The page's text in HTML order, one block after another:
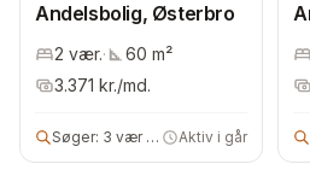
Andelsbolig, Østerbro
2 vær.· 60 m²
3.371 kr./md.
Søger: 3 vær andelsbolig Aktiv i går